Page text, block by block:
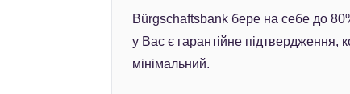
Bürgschaftsbank бере на себе до
у Вас є гарантійне
мінімальний.